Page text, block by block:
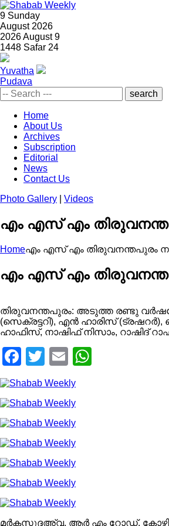
9 Sunday
August 2026
2026 August 9
1448 Safar 24
Yuvatha
Pudava
Home
About Us
Archives
Subscription
Editorial
News
Contact Us
Photo Gallery
Videos
എം എസ് എം
Homeഎം എസ് എം തിരുവനന്തപുരം
എം എസ് എം
തിരുവനന്തപുരം: അടുത്ത രണ്ടു
(സെക്രട്ടറി), എന്‍ ഹാരിസ്
ഹാഫിസ്, നാഷിഫ് നിസാം, റാഷിദ്
Facebook
TwitterEmail
മര്‍കസുദ്ദഅ്‌വ, ആര്‍ എം റോഡ്‌,